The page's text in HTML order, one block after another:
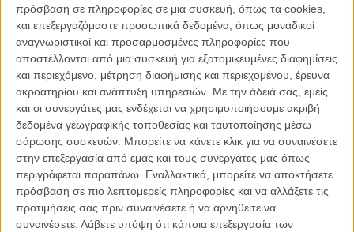
πρόσβαση σε πληροφορίες σε μια συσκευή, όπως τα cookies,
και επεξεργαζόμαστε προσωπικά δεδομένα, όπως μοναδικοί
αναγνωριστικοί και προσαρμοσμένες πληροφορίες που
αποστέλλονται από μια συσκευή για εξατομικευμένες διαφημίσεις
και περιεχόμενο, μέτρηση διαφήμισης και περιεχομένου, έρευνα
ακροατηρίου και ανάπτυξη υπηρεσιών. Με την άδειά σας, εμείς
και οι συνεργάτες μας ενδέχεται να χρησιμοποιήσουμε ακριβή
δεδομένα γεωγραφικής τοποθεσίας και ταυτοποίησης μέσω
σάρωσης συσκευών. Μπορείτε να κάνετε κλικ για να συναινέσετε
στην επεξεργασία από εμάς και τους συνεργάτες μας όπως
περιγράφεται παραπάνω. Εναλλακτικά, μπορείτε να αποκτήσετε
πρόσβαση σε πιο λεπτομερείς πληροφορίες και να αλλάξετε τις
προτιμήσεις σας πριν συναινέσετε ή να αρνηθείτε να
συναινέσετε. Λάβετε υπόψη ότι κάποια επεξεργασία των
Η Σέριλ Κρόου ξέρει ένα καλό «Diner» στο Μπρόντγουεϊ
ΝΕΑ /21 ΣΕΠ 2011/ Λήδα Γαλανού
Η επιτυχία είναι υπερτιμημένη. Δεν σε κάνει
καλύτερο, δεν σε πάει πουθενά η επιτυχία. Είναι
απλώς ένα ωραίο, ανεβαστικό, επιφανειακό
συναίσθημα.»